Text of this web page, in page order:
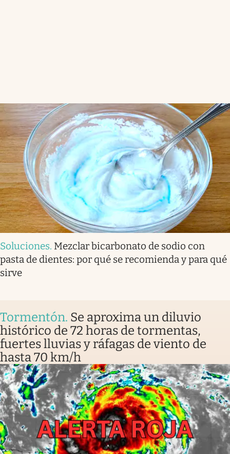
Soluciones. Mezclar bicarbonato de sodio con
pasta de dientes: por qué se recomienda y para qué
sirve
Tormentón. Se aproxima un diluvio
histórico de 72 horas de tormentas,
fuertes lluvias y ráfagas de viento de
hasta 70 km/h